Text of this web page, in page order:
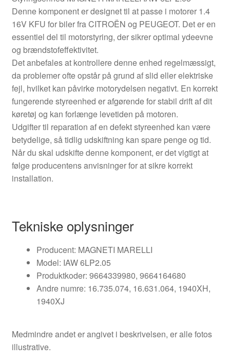
Denne komponent er designet til at passe i motorer 1.4
16V KFU for biler fra CITROËN og PEUGEOT. Det er en
essentiel del til motorstyring, der sikrer optimal ydeevne
og brændstofeffektivitet.
Det anbefales at kontrollere denne enhed regelmæssigt,
da problemer ofte opstår på grund af slid eller elektriske
fejl, hvilket kan påvirke motorydelsen negativt. En korrekt
fungerende styreenhed er afgørende for stabil drift af dit
køretøj og kan forlænge levetiden på motoren.
Udgifter til reparation af en defekt styreenhed kan være
betydelige, så tidlig udskiftning kan spare penge og tid.
Når du skal udskifte denne komponent, er det vigtigt at
følge producentens anvisninger for at sikre korrekt
installation.
Tekniske oplysninger
Producent: MAGNETI MARELLI
Model: IAW 6LP2.05
Produktkoder: 9664339980, 9664164680
Andre numre: 16.735.074, 16.631.064, 1940XH,
1940XJ
Medmindre andet er angivet i beskrivelsen, er alle fotos
illustrative.